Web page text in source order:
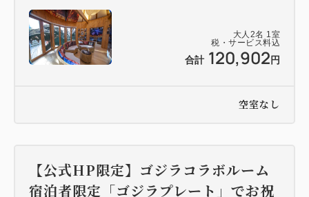
大人 2名 1 室
税・サービス料込
合計 120,902 円
空室なし
【公式HP限定】ゴジラコラボルーム
宿泊者限定「ゴジラプレート」でお祝